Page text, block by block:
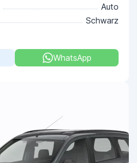
Auto
Schwarz
WhatsApp